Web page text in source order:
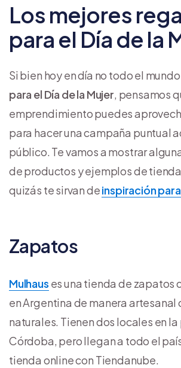
Los mejores
para el Día de la
Si bien hoy en día no todo el
para el Día de la Mujer, pensamos
emprendimiento puedes
para hacer una campaña puntual
público. Te vamos a mostrar
de productos y ejemplos de
quizás te sirvan deinspiración
Zapatos
Mulhaus es una tienda de zapatos
en Argentina de manera artesanal
naturales. Tienen dos locales en
Córdoba, pero llegan a todo el
tienda online con Tiendanube.